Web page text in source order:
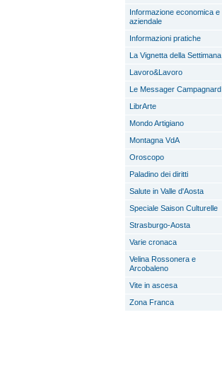
Informazione economica e
aziendale
Informazioni pratiche
La Vignetta della Settimana
Lavoro&Lavoro
Le Messager Campagnard
LibrArte
Mondo Artigiano
Montagna VdA
Oroscopo
Paladino dei diritti
Salute in Valle d'Aosta
Speciale Saison Culturelle
Strasburgo-Aosta
Varie cronaca
Velina Rossonera e
Arcobaleno
Vite in ascesa
Zona Franca